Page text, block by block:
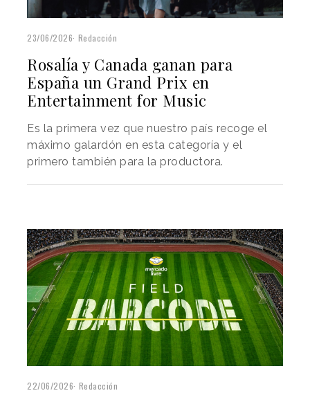
23/06/2026 Redacción
Rosalía y Canada ganan para
España un Grand Prix en
Entertainment for Music
Es la primera vez que nuestro país recoge el
máximo galardón en esta categoría y el
primero también para la productora.
22/06/2026 Redacción